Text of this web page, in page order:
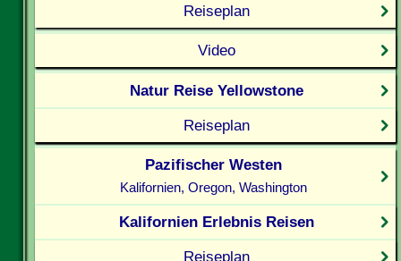
Reiseplan
Video
Natur Reise Yellowstone
Reiseplan
Pazifischer Westen
Kalifornien, Oregon, Washington
Kalifornien Erlebnis Reisen
Reiseplan